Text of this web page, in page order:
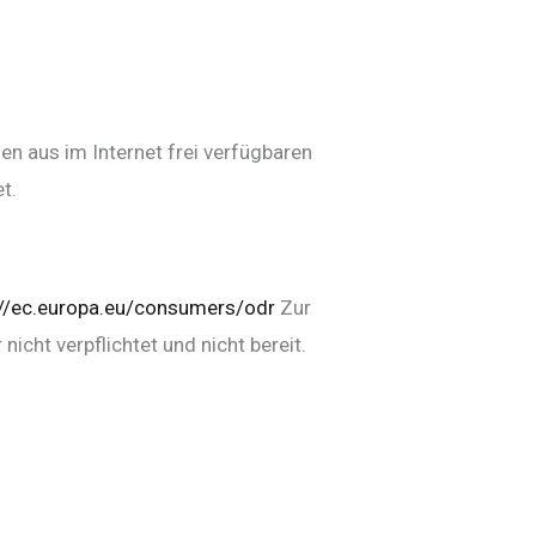
aus im Internet frei verfügbaren
ec.europa.eu/consumers/odr Zur
verpflichtet und nicht bereit.